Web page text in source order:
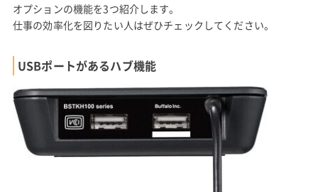
オプションの機能を3つ紹介します。
仕事の効率化を図りたい人はぜひチェックしてください。
USBポートがあるハブ機能